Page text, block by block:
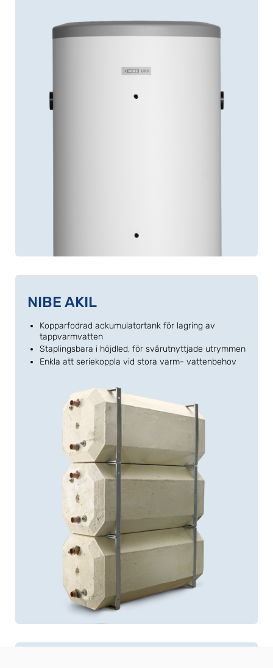
NIBE AKIL
Kopparfodrad ackumulatortank för lagring av
tappvarmvatten
Staplingsbara i höjdled, för svårutnyttjade utrymmen
Enkla att seriekoppla vid stora varm- vattenbehov